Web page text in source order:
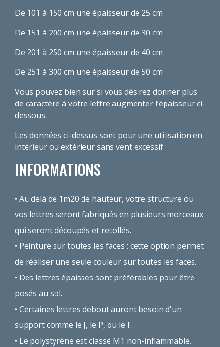
De 101 à 150 cm une épaisseur de 25 cm
De 151 à 200 cm une épaisseur de 30 cm
De 201 à 250 cm une épaisseur de 40 cm
De 251 à 300 cm une épaisseur de 50 cm
Vous pouvez bien sur si vous désirez donner plus
de caractère à votre lettre augmenter l’épaisseur ci-
dessous.
Les données ci-dessus sont pour une utilisation en
intérieur ou extérieur sans vent excessif
INFORMATIONS
Au delà de 1m20 de hauteur, votre structure ou
vos lettres seront fabriqués en plusieurs morceaux
qui seront découpés et recollés.
Peinture sur toutes les faces : cette option permet
de réaliser une seule couleur sur toutes les faces.
Des lettres épaisses sont préférables pour être
posés au sol.
Certaines lettres deboutauront besoin d'un
support comme le J, le P, ou le F.
Le polystyrène estclassé M1 non-inflammable.